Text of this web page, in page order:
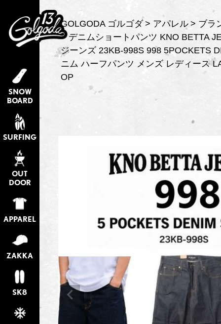
SNOW
BOARD
SURFING
OUT
DOOR
APPAREL
ZAKKA
SK8
GOLGODA ゴルゴダ アパレル
ブラ
デニムショートパンツ KNO BETTA
ジーンズ 23KB-998S 998 5POCKETS
ニム ハーフパンツ メンズ レディース
OP